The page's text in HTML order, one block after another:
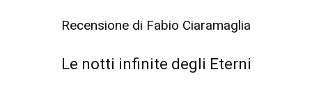
Recensione di Fabio Ciaramaglia
Le notti infinite degli Eterni